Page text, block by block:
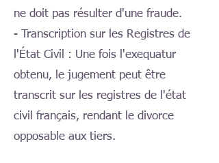
ne doit pas résulter d'une fraude.
- Transcription sur les Registres de
l'État Civil : Une fois l'exequatur
obtenu, le jugement peut être
transcrit sur les registres de l'état
civil français, rendant le divorce
opposable aux tiers.